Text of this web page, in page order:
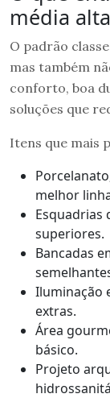
média
O padrão
mas também
conforto, boa
soluções que
Itens que mais
melhor
Esquadrias
superiores.
Bancadas
Iluminação
extras.
Área
básico.
Projeto